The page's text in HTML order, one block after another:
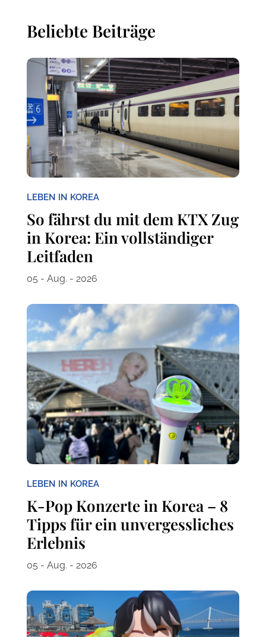
Beliebte Beiträge
LEBEN IN KOREA
So fährst du mit dem KTX Zug
in Korea: Ein vollständiger
Leitfaden
05 - Aug. - 2026
LEBEN IN KOREA
K-Pop Konzerte in Korea – 8
Tipps für ein unvergessliches
Erlebnis
05 - Aug. - 2026